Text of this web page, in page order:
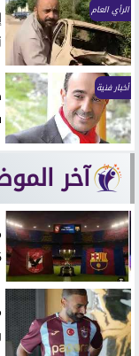
الرأي العام
أخبار فنية
آخر